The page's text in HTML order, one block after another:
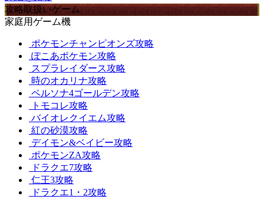
攻略取扱いゲーム
家庭用ゲーム機
ポケモンチャンピオンズ攻略
ぽこあポケモン攻略
スプラレイダース攻略
時のオカリナ攻略
ペルソナ4ゴールデン攻略
トモコレ攻略
バイオレクイエム攻略
紅の砂漠攻略
デイモン&ベイビー攻略
ポケモンZA攻略
ドラクエ7攻略
仁王3攻略
ドラクエ1・2攻略